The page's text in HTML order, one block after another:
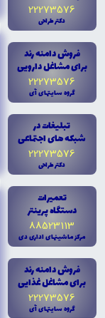
22273576
دکتر طراحى
فروش دامنه رند
براى مشاغل دارويى
22273576
گروه سايتهاى آى
تبليغات در
شبکه هاى اجتماعى
22273576
دکتر طراحى
تعميرات
دستگاه پرينتر
88523113
مرکز ماشينهاى ادارى دى
فروش دامنه رند
براى مشاغل غذايى
22273576
گروه سايتهاى آى